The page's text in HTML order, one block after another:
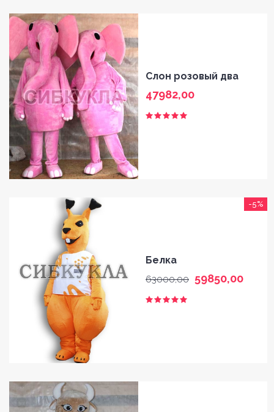
SHOP
FAQ
CONTACT
Слон розовый два
47982,00
-5%
Белка
63000,00 59850,00